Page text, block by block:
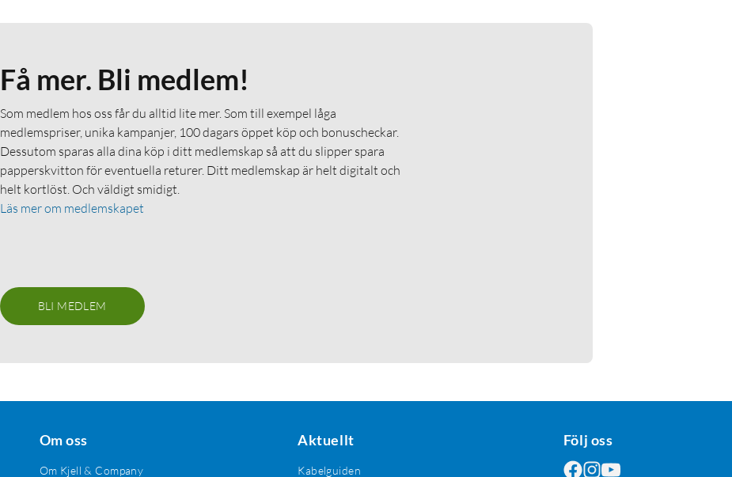
Få mer. Bli medlem!
Som medlem hos oss får du alltid lite mer. Som till exempel låga
medlemspriser, unika kampanjer, 100 dagars öppet köp och bonuscheckar.
Dessutom sparas alla dina köp i ditt medlemskap så att du slipper spara
papperskvitton för eventuella returer. Ditt medlemskap är helt digitalt och
helt kortlöst. Och väldigt smidigt.
Läs mer om medlemskapet
BLI MEDLEM
Om oss
Om Kjell & Company
Aktuellt
Kabelguiden
Följ oss